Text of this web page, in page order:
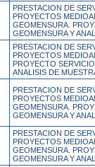
PRESTACION DE
PROYECTOS
GEOMENSURA.
GEOMENSURA Y
PRESTACION DE
PROYECTOS
PROYECTO
ANALISIS DE
PRESTACION DE
PROYECTOS
GEOMENSURA.
GEOMENSURA Y
PRESTACION DE
PROYECTOS
GEOMENSURA.
GEOMENSURA Y